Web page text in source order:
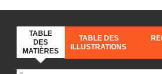
TABLE
DES
MATIÈRES
TABLE DES
ILLUSTRATIONS